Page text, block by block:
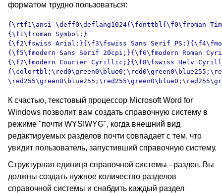
форматом трудно пользоваться:
{\rtf1\ansi \deff0\deflang1024{\fonttbl{\f0\froman
{\f1\froman Symbol;}
{\f2\fswiss Arial;}{\f3\fswiss Sans Serif
{\f5\fmodern Sans Serif 20cpi;}{\f6\fmodern Roman
{\f7\fmodern Courier Cyrillic;}{\f8\fswiss Helv
К счастью, текстовый процессор Microsoft Word for
Windows позволит вам создать справочную систему в
режиме "почти WYSIWYG", когда внешний вид
редактируемых разделов почти совпадает с тем, что
увидит пользователь, запустивший справочную систему.
Структурная единица справочной системы - раздел. Вы
должны создать нужное количество разделов
справочной системы и снабдить каждый раздел